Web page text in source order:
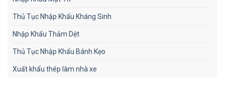
Thủ Tục Nhập Khẩu Kháng Sinh
Nhập Khẩu Thảm Dệt
Thủ Tục Nhập Khẩu Bánh Kẹo
Xuất khẩu thép làm nhà xe